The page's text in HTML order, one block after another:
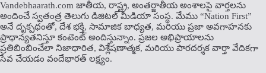
Vandebhaarath.com జాతీయ, రాష్ట్ర, అంతర్జాతీయ అంశాలపై వార్తలను
అందించే స్వతంత్ర తెలుగు డిజిటల్ మీడియా సంస్థ. మేము “Nation First”
అనే దృక్పథంతో, దేశ భక్తి, సామాజిక బాధ్యత, మరియు ప్రజా అవగాహనకు
ప్రాధాన్యతనిస్తూ కంటెంట్ అందిస్తున్నాం. ప్రజల అభిప్రాయాలను
ప్రతిబింబించేలా నిజాధారిత, విశ్లేషణాత్మక, మరియు పారదర్శక వార్తా వేదికగా
సేవ చేయడం వందేభార‌త్ ల‌క్ష్యం.